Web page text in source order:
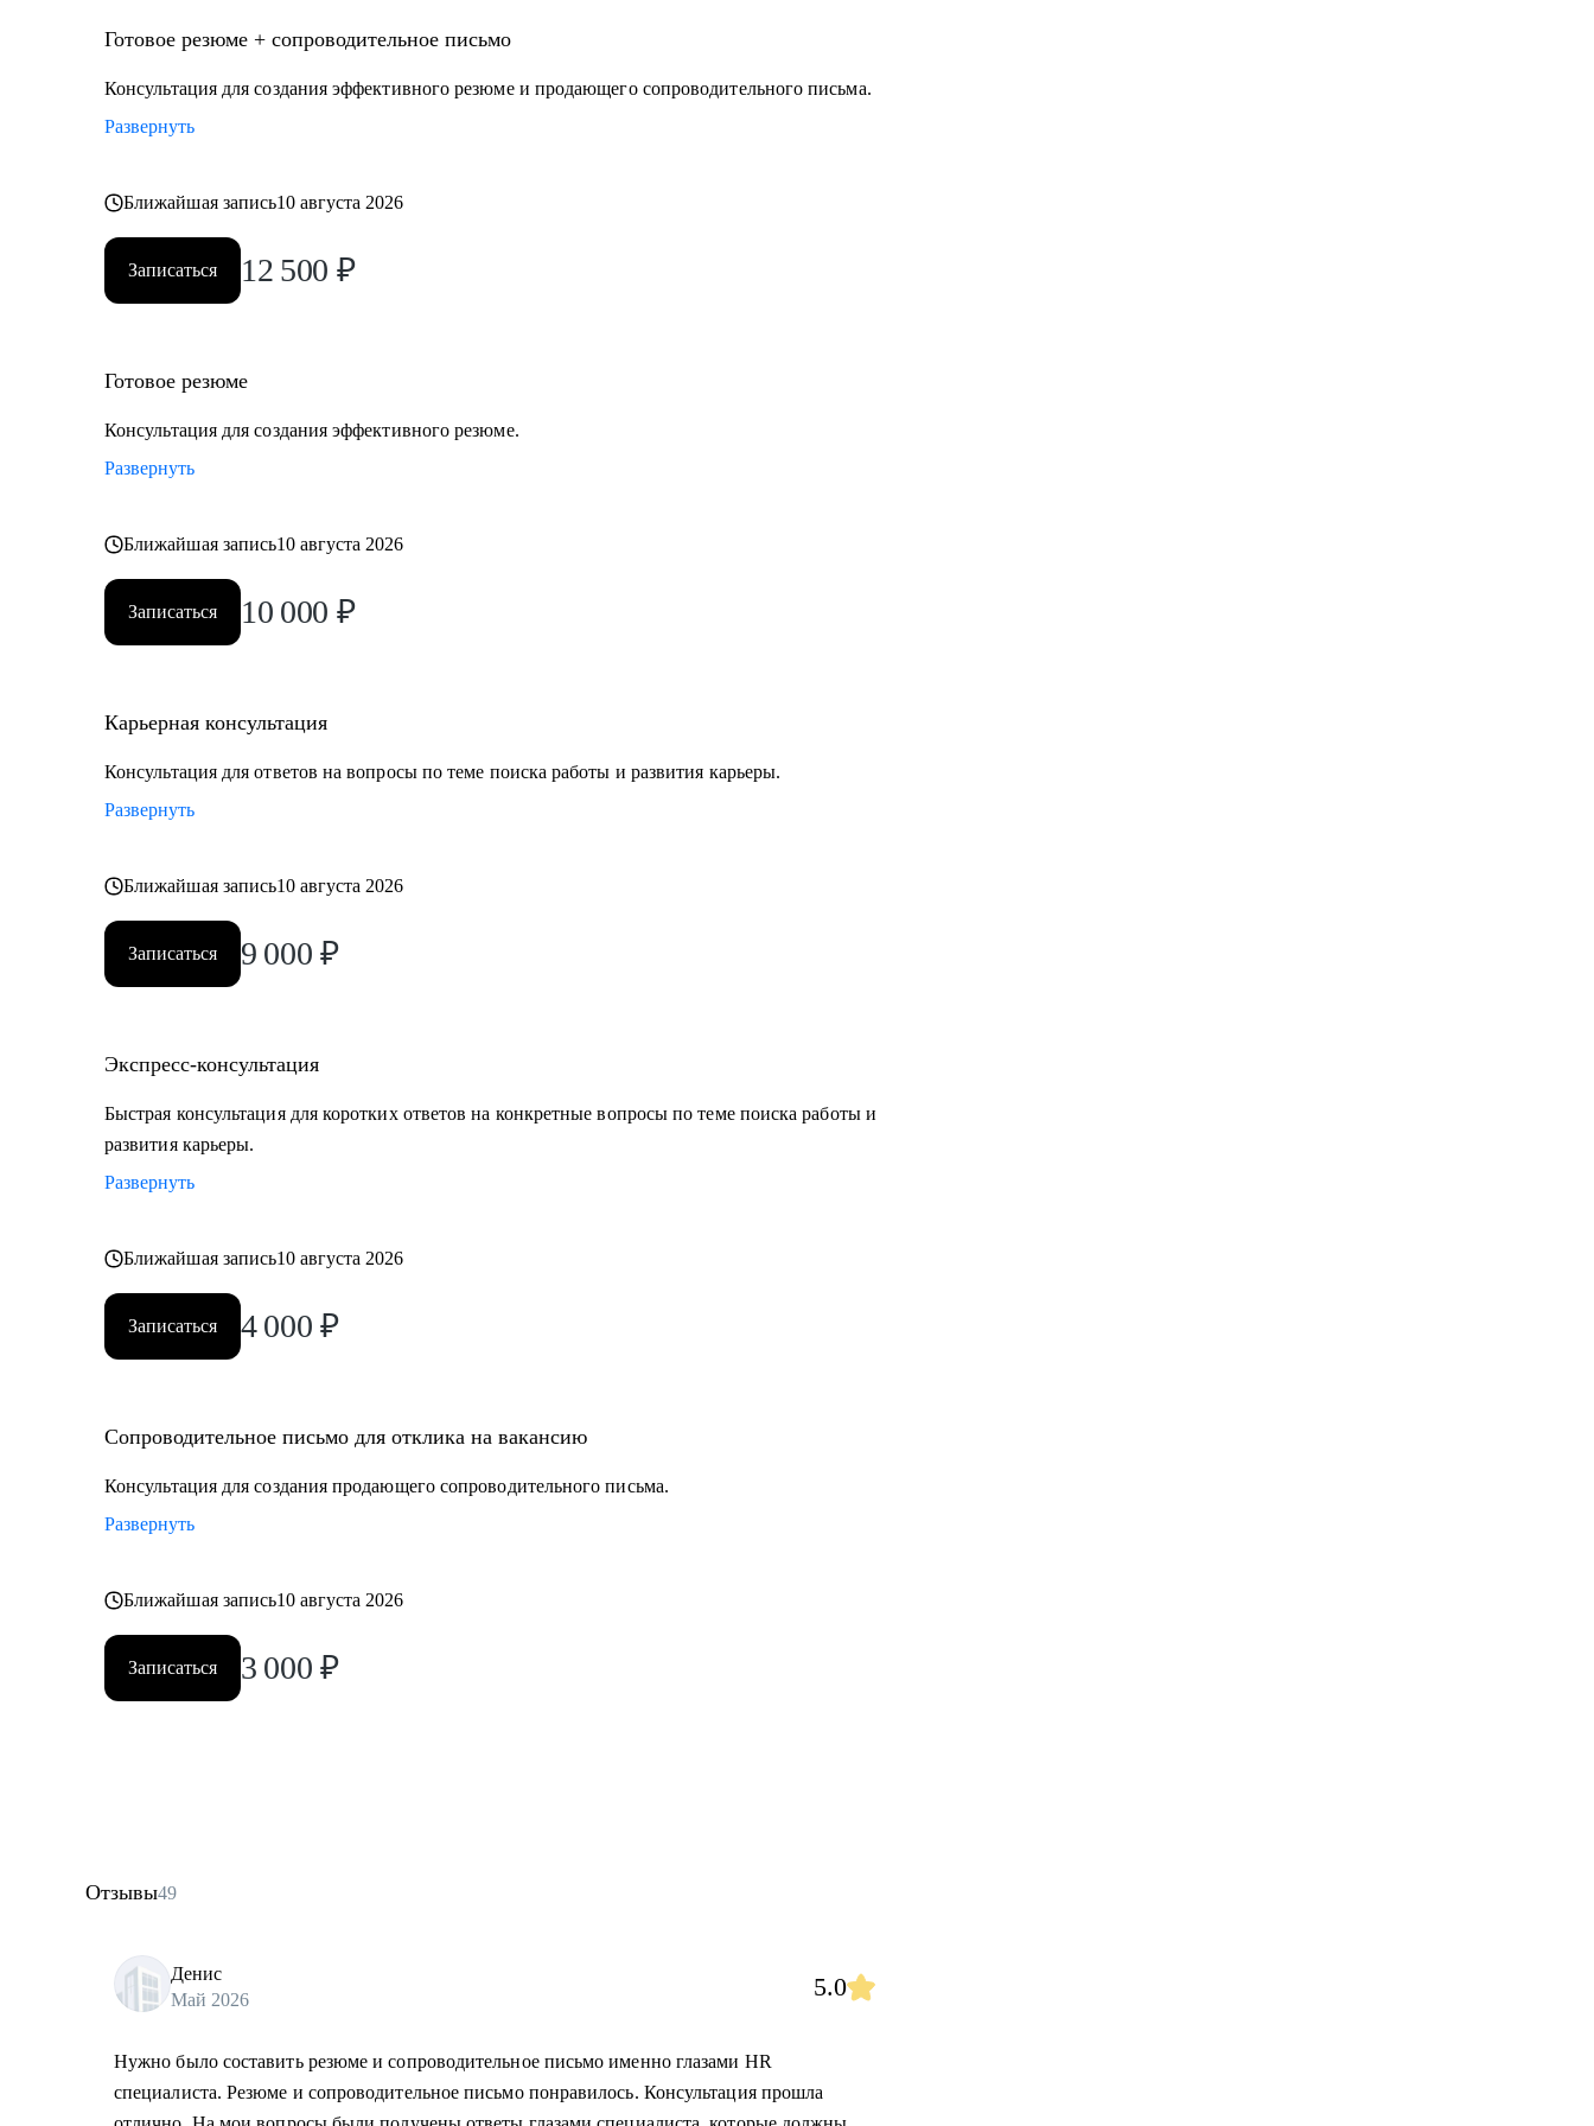
Руководителям и экспертам из отраслей и функциональных направлений:
• Нефтегаз и энергетика
• Строительство и девелопмент
• Логистика, закупки, управление цепями поставок
• Управление персоналом
• Юриспруденция и правовое сопровождение бизнеса
решение.
Готовое резюме + сопроводительное письмо
Консультация для создания эффективного резюме и продающего сопроводительного письма.
Развернуть
Ближайшая запись10 августа 2026
Записаться 12 500 ₽
Готовое резюме
Консультация для создания эффективного резюме.
Развернуть
Ближайшая запись10 августа 2026
Записаться 10 000 ₽
Карьерная консультация
Консультация для ответов на вопросы по теме поиска работы и развития карьеры.
Развернуть
Ближайшая запись10 августа 2026
Записаться 9 000 ₽
Экспресс-консультация
Быстрая консультация для коротких ответов на конкретные вопросы по теме поиска работы и
развития карьеры.
Развернуть
Ближайшая запись10 августа 2026
Записаться 4 000 ₽
Сопроводительное письмо для отклика на вакансию
Консультация для создания продающего сопроводительного письма.
Развернуть
Ближайшая запись10 августа 2026
Записаться 3 000 ₽
Отзывы49
Денис
Май 2026
5.0
Нужно было составить резюме и сопроводительное письмо именно глазами HR
специалиста. Резюме и сопроводительное письмо понравилось. Консультация прошла